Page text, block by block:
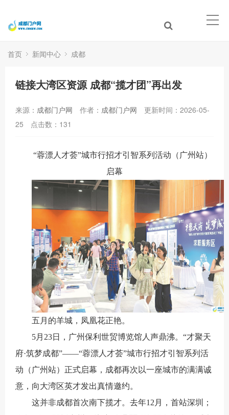
首页 新闻中心 成都
链接大湾区资源 成都“揽才团”再出发
来源： 成都门户网 作者： 成都门户网
更新时间：2026-05-
25
点击数： 131
“蓉漂人才荟”城市行招才引智系列活动（广州站）
启幕
五月的羊城，凤凰花正艳。
5月23日，广州保利世贸博览馆人声鼎沸。“才聚天
府·筑梦成都”——“蓉漂人才荟”城市行招才引智系列活
动（广州站）正式启幕，成都再次以一座城市的满满诚
意，向大湾区英才发出真情邀约。
这并非成都首次南下揽才。去年12月，首站深圳；